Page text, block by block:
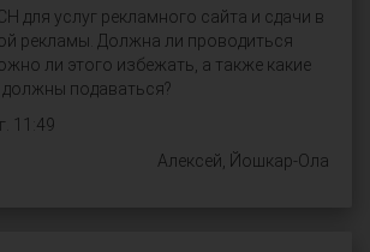
для услуг рекламного сайта и сдачи в
рекламы. Должна ли проводиться
ли этого избежать, а также какие
подаваться?
11:49
Алексей, Йошкар-Ола